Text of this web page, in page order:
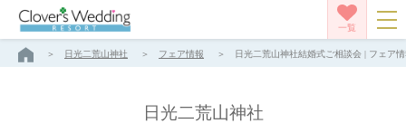
一覧
日光二荒山神社 フェア情報 日光二荒山神社結婚式ご相談会 | フェア
日光二荒山神社